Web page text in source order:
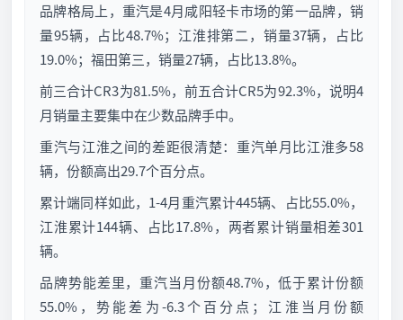
品牌格局上，重汽是4月咸阳轻卡市场的第一品牌，销
量95辆，占比48.7%；江淮排第二，销量37辆，占比
19.0%；福田第三，销量27辆，占比13.8%。
前三合计CR3为81.5%，前五合计CR5为92.3%，说明4
月销量主要集中在少数品牌手中。
重汽与江淮之间的差距很清楚：重汽单月比江淮多58
辆，份额高出29.7个百分点。
累计端同样如此，1-4月重汽累计445辆、占比55.0%，
江淮累计144辆、占比17.8%，两者累计销量相差301
辆。
品牌势能差里，重汽当月份额48.7%，低于累计份额
55.0%，势能差为-6.3个百分点；江淮当月份额